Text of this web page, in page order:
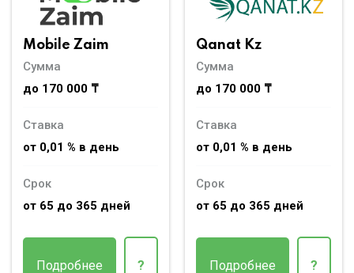
Mobile Zaim
Сумма
до 170 000 ₸
Ставка
от 0,01 % в день
Срок
от 65 до 365 дней
Подробнее ?
Qanat Kz
Сумма
до 170 000 ₸
Ставка
от 0,01 % в день
Срок
от 65 до 365 дней
Подробнее ?